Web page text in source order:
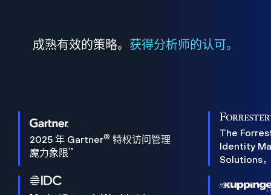
成熟有效的策略。 获得分析师的认可。
2025 年 Gartner® 特权访问管理
魔力象限™
The
Identity
Solutions